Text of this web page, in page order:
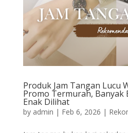
Produk Jam Tangan Lucu
Promo Termurah, Banyak
Enak Dilihat
by admin | Feb 6, 2026 |